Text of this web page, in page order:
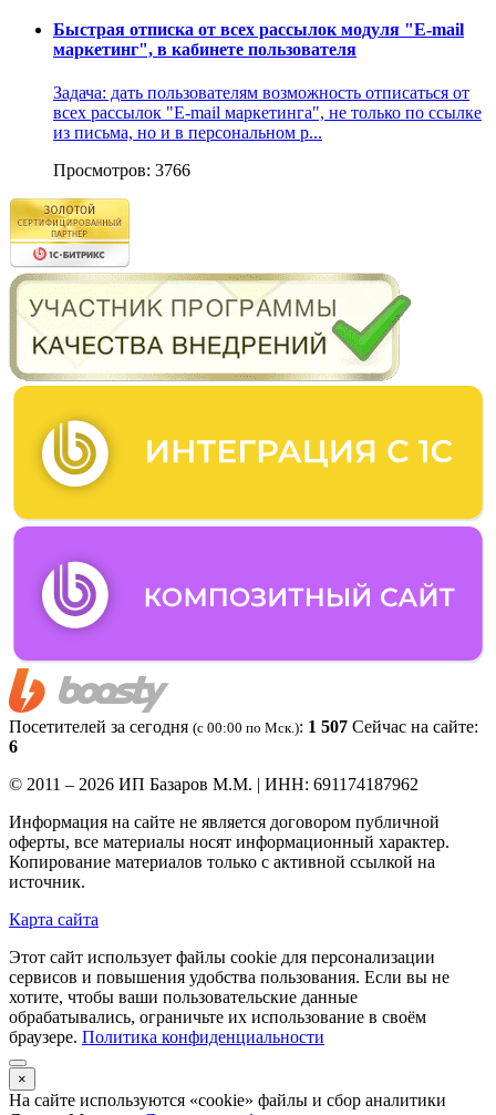
Быстрая отписка от всех рассылок модуля "E-mail
маркетинг", в кабинете пользователя
Задача: дать пользователям возможность отписаться от
всех рассылок "E-mail маркетинга", не только по ссылке
из письма, но и в персональном р...
Просмотров: 3766
Посетителей за сегодня (c 00:00 по Мск.): 1 507 Сейчас на сайте:
6
© 2011 – 2026 ИП Базаров М.М. | ИНН: 691174187962
Информация на сайте не является договором публичной
оферты, все материалы носят информационный характер.
Копирование материалов только с активной ссылкой на
источник.
Карта сайта
Этот сайт использует файлы cookie для персонализации
сервисов и повышения удобства пользования. Если вы не
хотите, чтобы ваши пользовательские данные
обрабатывались, ограничьте их использование в своём
браузере. Политика конфиденциальности
×
На сайте используются «cookie» файлы и сбор аналитики